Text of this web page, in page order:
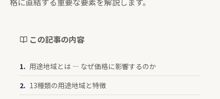
この記事の内容
用途地域とは — なぜ価格に影響するのか
13種類の用途地域と特徴